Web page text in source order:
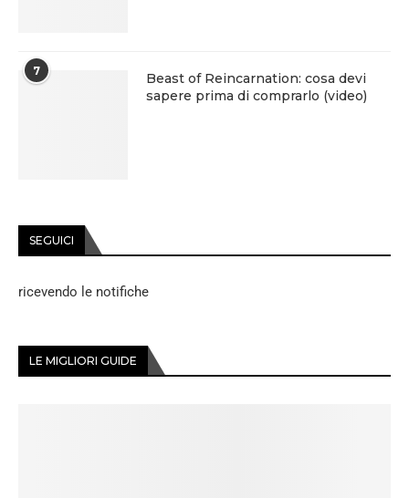
7
Beast of Reincarnation: cosa devi
sapere prima di comprarlo (video)
SEGUICI
ricevendo le notifiche
LE MIGLIORI GUIDE